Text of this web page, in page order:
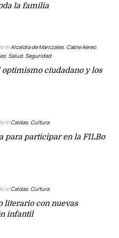
la familia
inAlcaldía de Manizales, Cable Aéreo,
, Salud, Seguridad
ciudadano y los
in Caldas, Cultura
para participar en la FILBo
in Caldas, Cultura
literario con nuevas
infantil